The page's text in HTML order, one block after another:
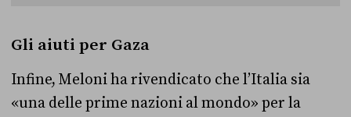
Gli aiuti per Gaza
Infine, Meloni ha rivendicato che l’Italia sia
«una delle prime nazioni al mondo» per la